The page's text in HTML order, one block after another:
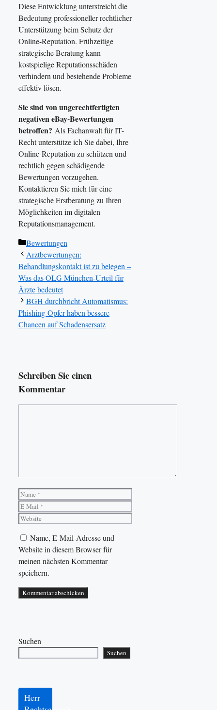
Diese Entwicklung unterstreicht die
Bedeutung professioneller rechtlicher
Unterstützung beim Schutz der
Online-Reputation. Frühzeitige
strategische Beratung kann
kostspielige Reputationsschäden
verhindern und bestehende Probleme
effektiv lösen.
Sie sind von ungerechtfertigten
negativen eBay-Bewertungen
betroffen? Als Fachanwalt für IT-
Recht unterstütze ich Sie dabei, Ihre
Online-Reputation zu schützen und
rechtlich gegen schädigende
Bewertungen vorzugehen.
Kontaktieren Sie mich für eine
strategische Erstberatung zu Ihren
Möglichkeiten im digitalen
Reputationsmanagement.
Kategorien
Bewertungen
Arztbewertungen:
Behandlungskontakt ist zu belegen –
Was das OLG München-Urteil für
Ärzte bedeutet
BGH durchbricht Automatismus:
Phishing-Opfer haben bessere
Chancen auf Schadensersatz
Schreiben Sie einen
Kommentar
Name
Name, E-Mail-Adresse und
Website in diesem Browser für
meinen nächsten Kommentar
speichern.
Suchen
Suchen
Herr